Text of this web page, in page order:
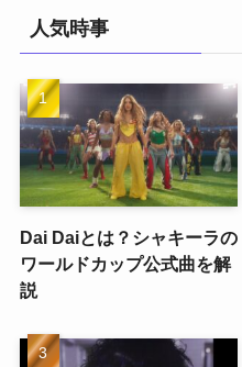
人気時事
Dai Daiとは？シャキーラの
ワールドカップ公式曲を解
説